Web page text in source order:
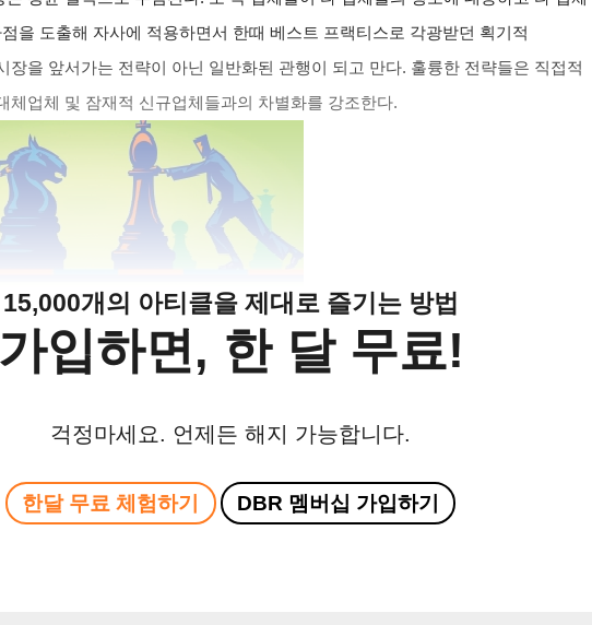
을 도출해 자사에 적용하면서 한때 베스트 프랙티스로 각광받던 획기적
장을 앞서가는 전략이 아닌 일반화된 관행이 되고 만다. 훌륭한 전략들은 직접적
체업체 및 잠재적 신규업체들과의 차별화를 강조한다.
15,000개의 아티클을 제대로 즐기는 방법
가입하면, 한 달 무료!
걱정마세요. 언제든 해지 가능합니다.
한달 무료 체험하기 DBR 멤버십 가입하기